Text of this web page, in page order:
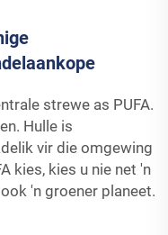
strewe as PUFA.
Hulle is
vir die omgewing
kies, kies u nie net 'n
'n groener planeet.